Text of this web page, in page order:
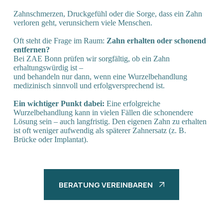
Zahnschmerzen, Druckgefühl oder die Sorge, dass ein Zahn
verloren geht, verunsichern viele Menschen.
Oft steht die Frage im Raum: Zahn erhalten oder schonend
entfernen?
Bei ZAE Bonn prüfen wir sorgfältig, ob ein Zahn
erhaltungswürdig ist –
und behandeln nur dann, wenn eine Wurzelbehandlung
medizinisch sinnvoll und erfolgversprechend ist.
Ein wichtiger Punkt dabei: Eine erfolgreiche
Wurzelbehandlung kann in vielen Fällen die schonendere
Lösung sein – auch langfristig. Den eigenen Zahn zu erhalten
ist oft weniger aufwendig als späterer Zahnersatz (z. B.
Brücke oder Implantat).
BERATUNG VEREINBAREN